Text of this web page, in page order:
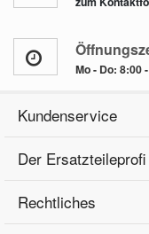
Mo - Do: 8:00
Kundenservice
Der Ersatzteileprofi
Rechtliches